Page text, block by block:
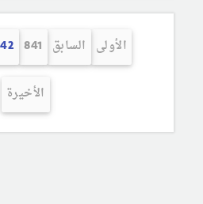
الأولى السابق 841
الأخيرة